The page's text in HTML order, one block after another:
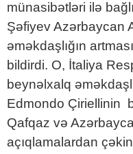
münasibətləri ilə
Şəfiyev Azərbaycan
əməkdaşlığın
bildirdi. O, İtaliya
beynəlxalq
Edmondo Çiriellinin
Qafqaz və
açıqlamalardan